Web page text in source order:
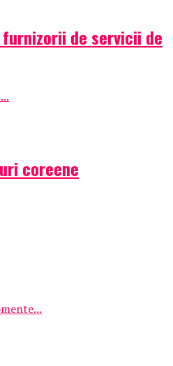
de servicii de
coreene